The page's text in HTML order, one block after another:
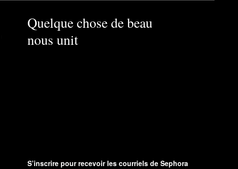
Quelque chose de beau
nous unit
S’inscrire pour recevoir les courriels de Sephora